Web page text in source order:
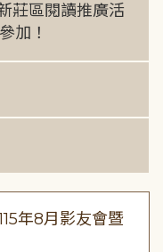
莊區閱讀推廣活
加！
年8月影友會暨